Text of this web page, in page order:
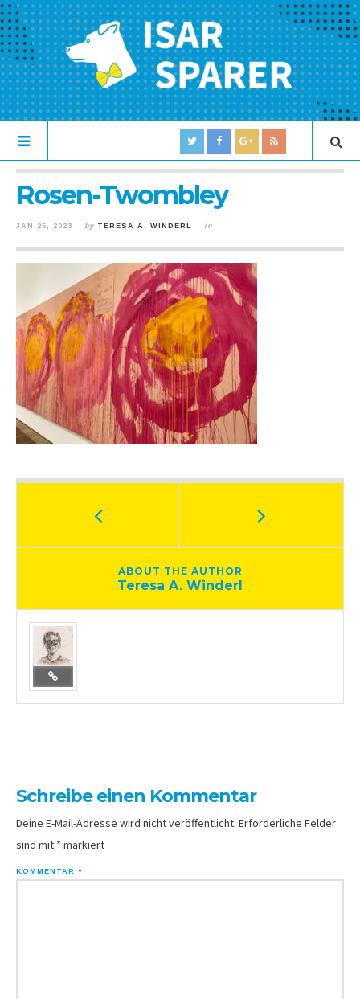
Rosen-Twombley
JAN 25, 2023 by TERESA A. WINDERL in
ABOUT THE AUTHOR
Teresa A. Winderl
Schreibe einen Kommentar
Deine E-Mail-Adresse wird nicht veröffentlicht. Erforderliche Felder
sind mit * markiert
KOMMENTAR *